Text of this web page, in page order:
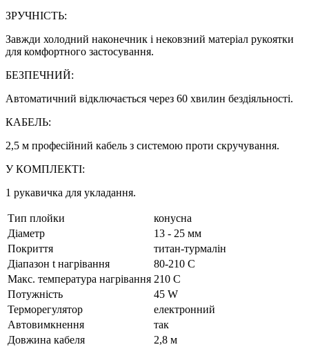
ЗРУЧНІСТЬ:
Завжди холодний наконечник і нековзний матеріал рукоятки
для комфортного застосування.
БЕЗПЕЧНИЙ:
Автоматичний відключається через 60 хвилин бездіяльності.
КАБЕЛЬ:
2,5 м професійний кабель з системою проти скручування.
У КОМПЛЕКТІ:
1 рукавичка для укладання.
Тип плойки
конусна
Діаметр
13 - 25 мм
Покриття
титан-турмалін
Діапазон t нагрівання
80-210 C
Макс. температура нагрівання 210 C
Потужність
45 W
Терморегулятор
електронний
Автовимкнення
так
Довжина кабеля
2,8 м